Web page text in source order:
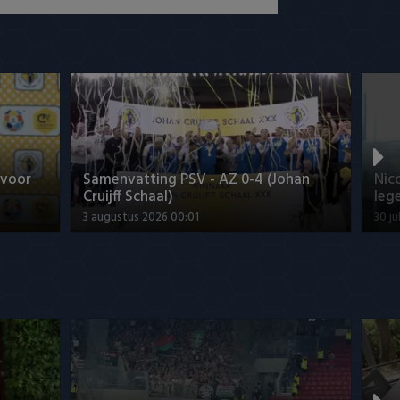
Samenvatting PSV - AZ 0-4 (Johan
Cruijff Schaal)
3 augustus 2026 00:01 30